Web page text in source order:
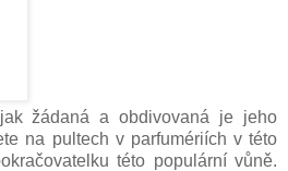
žádaná a obdivovaná je jeho
na pultech v parfumériích v této
této populární vůně.